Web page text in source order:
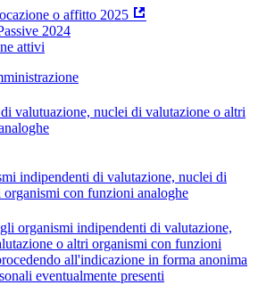
o affitto 2025
2024
attivi
valutuazione, nuclei di valutazione o altri
indipendenti di valutazione, nuclei di
con funzioni analoghe
organismi indipendenti di valutazione,
o altri organismi con funzioni
all'indicazione in forma anonima
eventualmente presenti